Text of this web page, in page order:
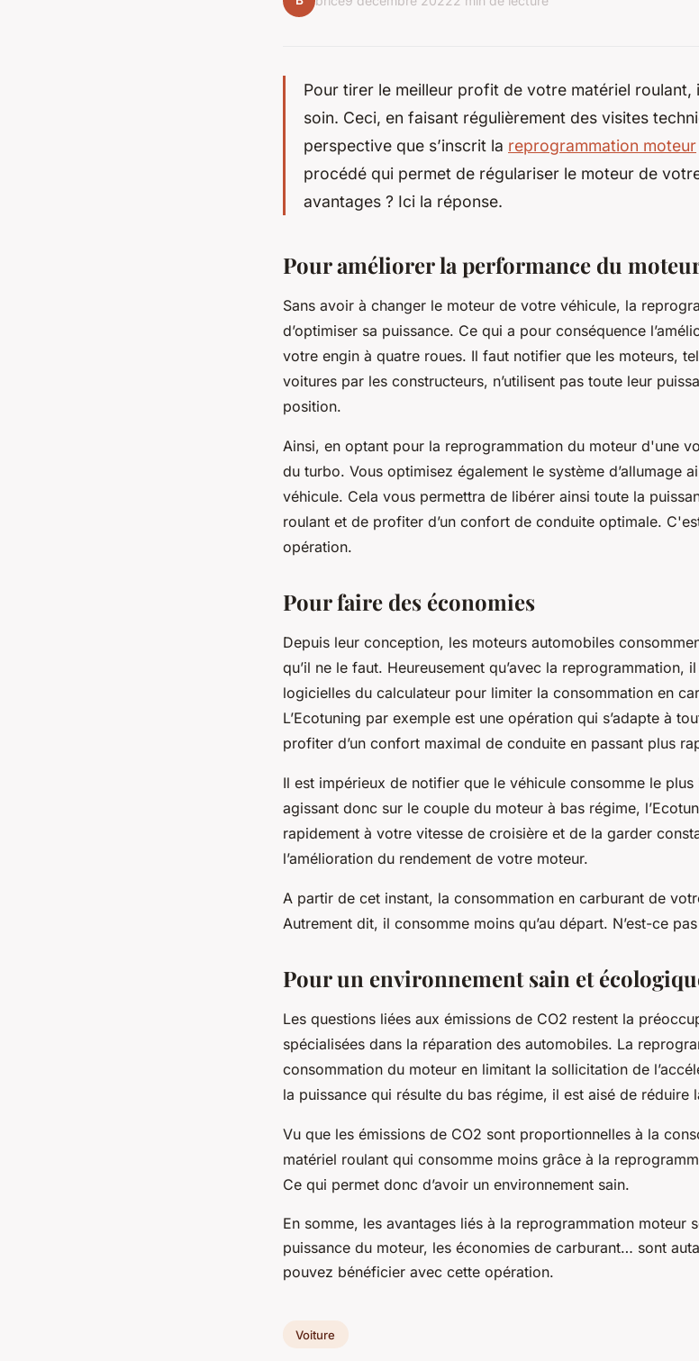
Pour tirer le meilleur profit de votre matériel roulant,
soin. Ceci, en faisant régulièrement des visites
perspective que s’inscrit la reprogrammation moteur
procédé qui permet de régulariser le moteur de
avantages ? Ici la réponse.
Pour améliorer la performance du
Sans avoir à changer le moteur de votre véhicule, la
d’optimiser sa puissance. Ce qui a pour conséquence
votre engin à quatre roues. Il faut notifier que les moteurs,
voitures par les constructeurs, n’utilisent pas toute leur
position.
Ainsi, en optant pour la reprogrammation du moteur d'une
du turbo. Vous optimisez également le système d’allumage
véhicule. Cela vous permettra de libérer ainsi toute la
roulant et de profiter d’un confort de conduite optimale.
opération.
Pour faire des économies
Depuis leur conception, les moteurs automobiles
qu’il ne le faut. Heureusement qu’avec la reprogrammation,
logicielles du calculateur pour limiter la consommation en
L’Ecotuning par exemple est une opération qui s’adapte à
profiter d’un confort maximal de conduite en passant plus
Il est impérieux de notifier que le véhicule consomme le plus
agissant donc sur le couple du moteur à bas régime,
rapidement à votre vitesse de croisière et de la garder
l’amélioration du rendement de votre moteur.
A partir de cet instant, la consommation en carburant de
Autrement dit, il consomme moins qu’au départ. N’est-ce
Pour un environnement sain et
Les questions liées aux émissions de CO2 restent la
spécialisées dans la réparation des automobiles. La
consommation du moteur en limitant la sollicitation de
la puissance qui résulte du bas régime, il est aisé de réduire
Vu que les émissions de CO2 sont proportionnelles à la
matériel roulant qui consomme moins grâce à la
Ce qui permet donc d’avoir un environnement sain.
En somme, les avantages liés à la reprogrammation moteur
puissance du moteur, les économies de carburant… sont
pouvez bénéficier avec cette opération.
Voiture